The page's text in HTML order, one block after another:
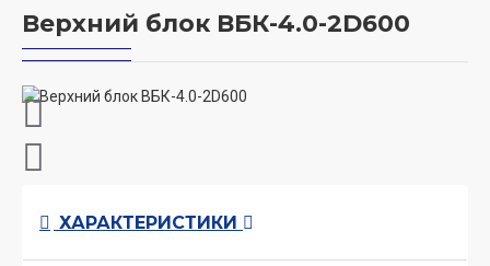
Верхний блок ВБК-4.0-2D600
ХАРАКТЕРИСТИКИ